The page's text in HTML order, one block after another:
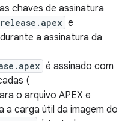
chaves de assinatura
e
durante a assinatura da
é assinado com
(
o arquivo APEX e
a carga útil da imagem do